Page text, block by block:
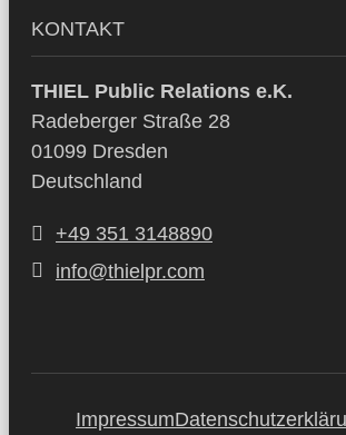
KONTAKT
THIEL Public Relations e.K.
Radeberger Straße 28
01099 Dresden
Deutschland
+49 351 3148890
info@thielpr.com
Impressum